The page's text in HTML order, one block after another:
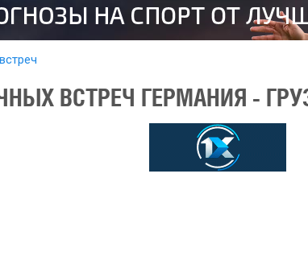
ВСТРЕЧ ГЕРМАНИЯ -